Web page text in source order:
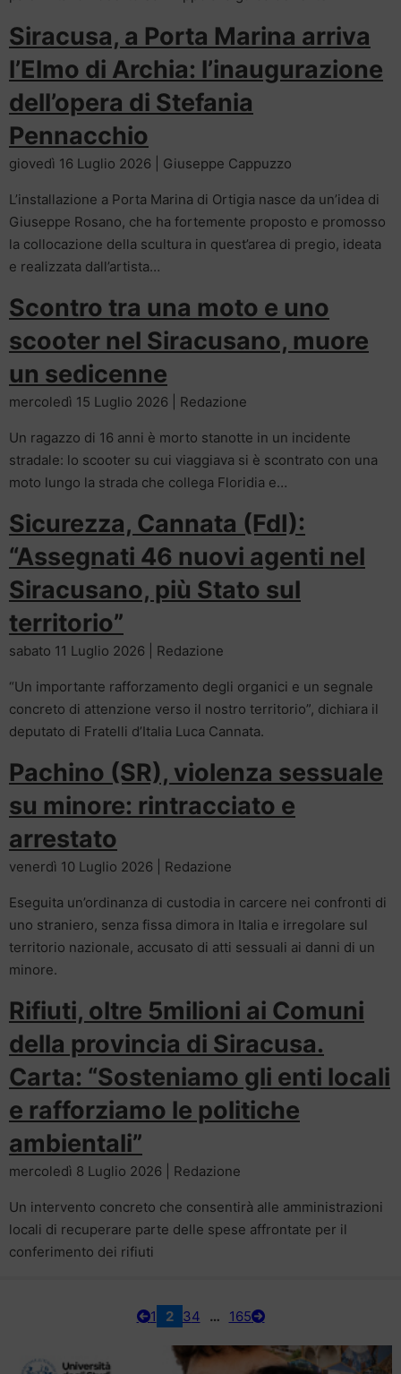
Siracusa, a Porta Marina arriva
l’Elmo di Archia: l’inaugurazione
dell’opera di Stefania
Pennacchio
giovedì 16 Luglio 2026 | Giuseppe Cappuzzo
L’installazione a Porta Marina di Ortigia nasce da un’idea di
Giuseppe Rosano, che ha fortemente proposto e promosso
la collocazione della scultura in quest’area di pregio, ideata
e realizzata dall’artista…
Scontro tra una moto e uno
scooter nel Siracusano, muore
un sedicenne
mercoledì 15 Luglio 2026 | Redazione
Un ragazzo di 16 anni è morto stanotte in un incidente
stradale: lo scooter su cui viaggiava si è scontrato con una
moto lungo la strada che collega Floridia e…
Sicurezza, Cannata (FdI):
“Assegnati 46 nuovi agenti nel
Siracusano, più Stato sul
territorio”
sabato 11 Luglio 2026 | Redazione
“Un importante rafforzamento degli organici e un segnale
concreto di attenzione verso il nostro territorio”, dichiara il
deputato di Fratelli d’Italia Luca Cannata.
Pachino (SR), violenza sessuale
su minore: rintracciato e
arrestato
venerdì 10 Luglio 2026 | Redazione
Eseguita un’ordinanza di custodia in carcere nei confronti di
uno straniero, senza fissa dimora in Italia e irregolare sul
territorio nazionale, accusato di atti sessuali ai danni di un
minore.
Rifiuti, oltre 5milioni ai Comuni
della provincia di Siracusa.
Carta: “Sosteniamo gli enti locali
e rafforziamo le politiche
ambientali”
mercoledì 8 Luglio 2026 | Redazione
Un intervento concreto che consentirà alle amministrazioni
locali di recuperare parte delle spese affrontate per il
conferimento dei rifiuti
1 2 34 … 165